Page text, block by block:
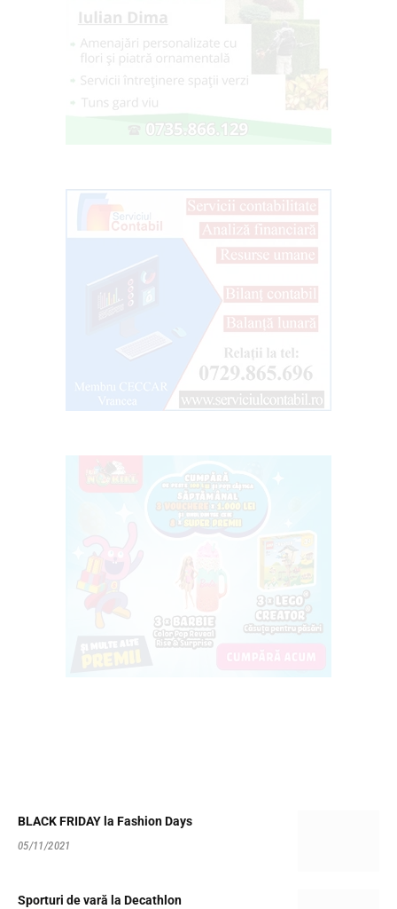
BLACK FRIDAY la Fashion Days
05/11/2021
Sporturi de vară la Decathlon